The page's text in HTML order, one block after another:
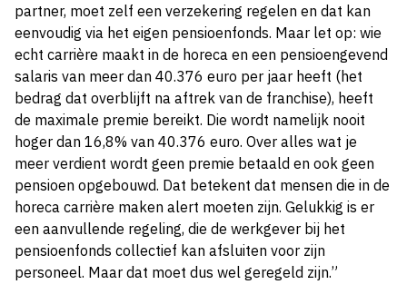
partner, moet zelf een verzekering regelen en dat kan
eenvoudig via het eigen pensioenfonds. Maar let op: wie
echt carrière maakt in de horeca en een pensioengevend
salaris van meer dan 40.376 euro per jaar heeft (het
bedrag dat overblijft na aftrek van de franchise), heeft
de maximale premie bereikt. Die wordt namelijk nooit
hoger dan 16,8% van 40.376 euro. Over alles wat je
meer verdient wordt geen premie betaald en ook geen
pensioen opgebouwd. Dat betekent dat mensen die in de
horeca carrière maken alert moeten zijn. Gelukkig is er
een aanvullende regeling, die de werkgever bij het
pensioenfonds collectief kan afsluiten voor zijn
personeel. Maar dat moet dus wel geregeld zijn.”